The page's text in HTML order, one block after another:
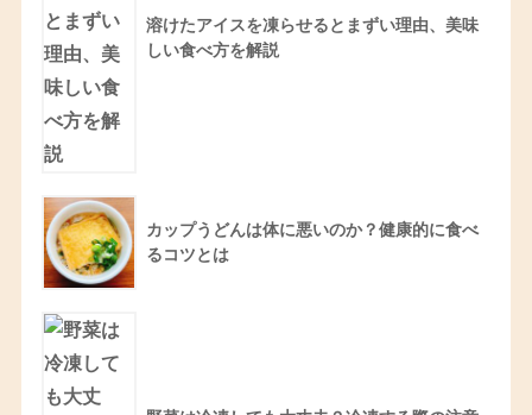
溶けたアイスを凍らせるとまずい理由、美味
しい食べ方を解説
カップうどんは体に悪いのか？健康的に食べ
るコツとは